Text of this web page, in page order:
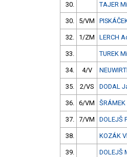
30. TAJER
30. 5/VM
32. 1/ZM LERCH
33. TUREK
34. 4/V
35. 2/VS DODAL
36. 6/VM
37. 7/VM DOLEJŠ
38. KOZÁK
39. DOLEJŠ